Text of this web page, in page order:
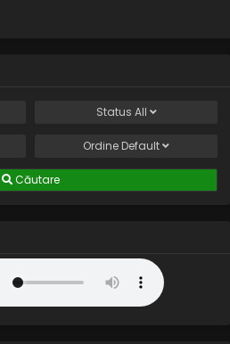
Status All
Ordine Default
Căutare